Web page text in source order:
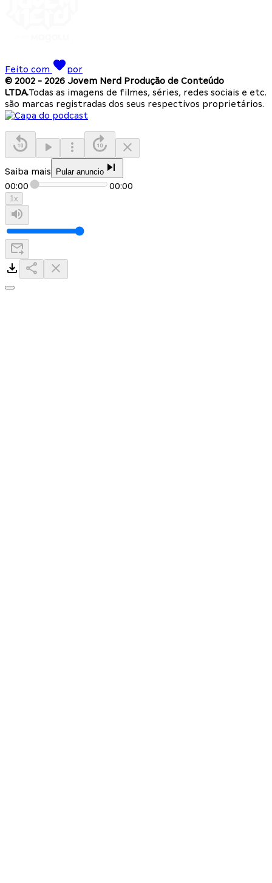
Feito com
por
© 2002 - 2026 Jovem Nerd Produção de Conteúdo
LTDA.Todas as imagens de filmes, séries, redes sociais e etc.
são marcas registradas dos seus respectivos proprietários.
Saiba mais Pular anuncio
00:00 00:00
1x